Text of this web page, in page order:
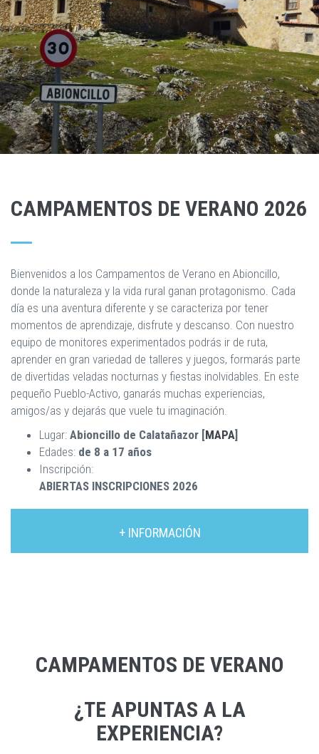
CAMPAMENTOS DE VERANO 2026
Bienvenidos a los Campamentos de Verano en Abioncillo,
donde la naturaleza y la vida rural ganan protagonismo. Cada
día es una aventura diferente y se caracteriza por tener
momentos de aprendizaje, disfrute y descanso. Con nuestro
equipo de monitores experimentados podrás ir de ruta,
aprender en gran variedad de talleres y juegos, formarás parte
de divertidas veladas nocturnas y fiestas inolvidables. En este
pequeño Pueblo-Activo, ganarás muchas experiencias,
amigos/as y dejarás que vuele tu imaginación.
Lugar: Abioncillo de Calatañazor [MAPA]
Edades: de 8 a 17 años
Inscripción:
ABIERTAS INSCRIPCIONES 2026
+ INFORMACIÓN
CAMPAMENTOS DE VERANO
¿TE APUNTAS A LA
EXPERIENCIA?